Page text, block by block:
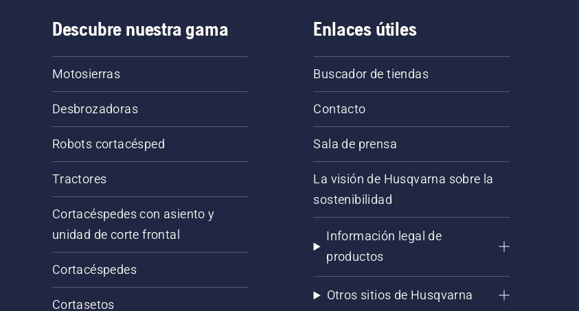
Descubre nuestra gama
Motosierras
Desbrozadoras
Robots cortacésped
Tractores
Cortacéspedes con asiento y
unidad de corte frontal
Cortacéspedes
Cortasetos
Enlaces útiles
Buscador de tiendas
Contacto
Sala de prensa
La visión de Husqvarna sobre la
sostenibilidad
Información legal de
productos
Otros sitios de Husqvarna